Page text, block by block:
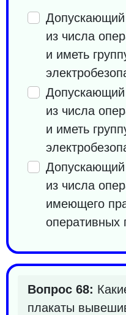
Допускающий
из числа
и иметь
Допускающий
из числа
и иметь
Допускающий
из числа
имеющего
оперативных
Вопрос 68:
плакаты